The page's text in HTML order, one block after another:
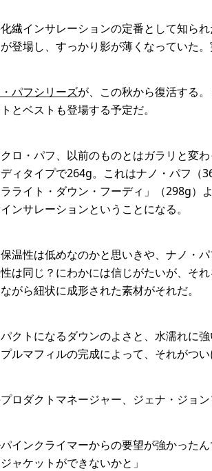
繊インサレーションの定番として知ら
が登場し、すっかり影が薄くなっていた
パフシリーズが、この秋から復活する
とベストも登場する予定だ。
ロ・パフ、以前のものとはガラリと変
ィタイプで264g。これはナノ・パフ（
ライト・ダウン・フーディ」（298g）
ンサレーションということになる。
温性は低めなのかと思いきや、ナノ・
は同じ？にわかには信じがたいが、そ
がら紐状に成形された素材がそれだ。
パクトになるダウンのよさと、水濡れに
ルマフィルの完成によって、それがつい
ロダクトマネージャー、ジェナ・ジョン
パインクライマーからの要望が強かった
ャケットができないかと」